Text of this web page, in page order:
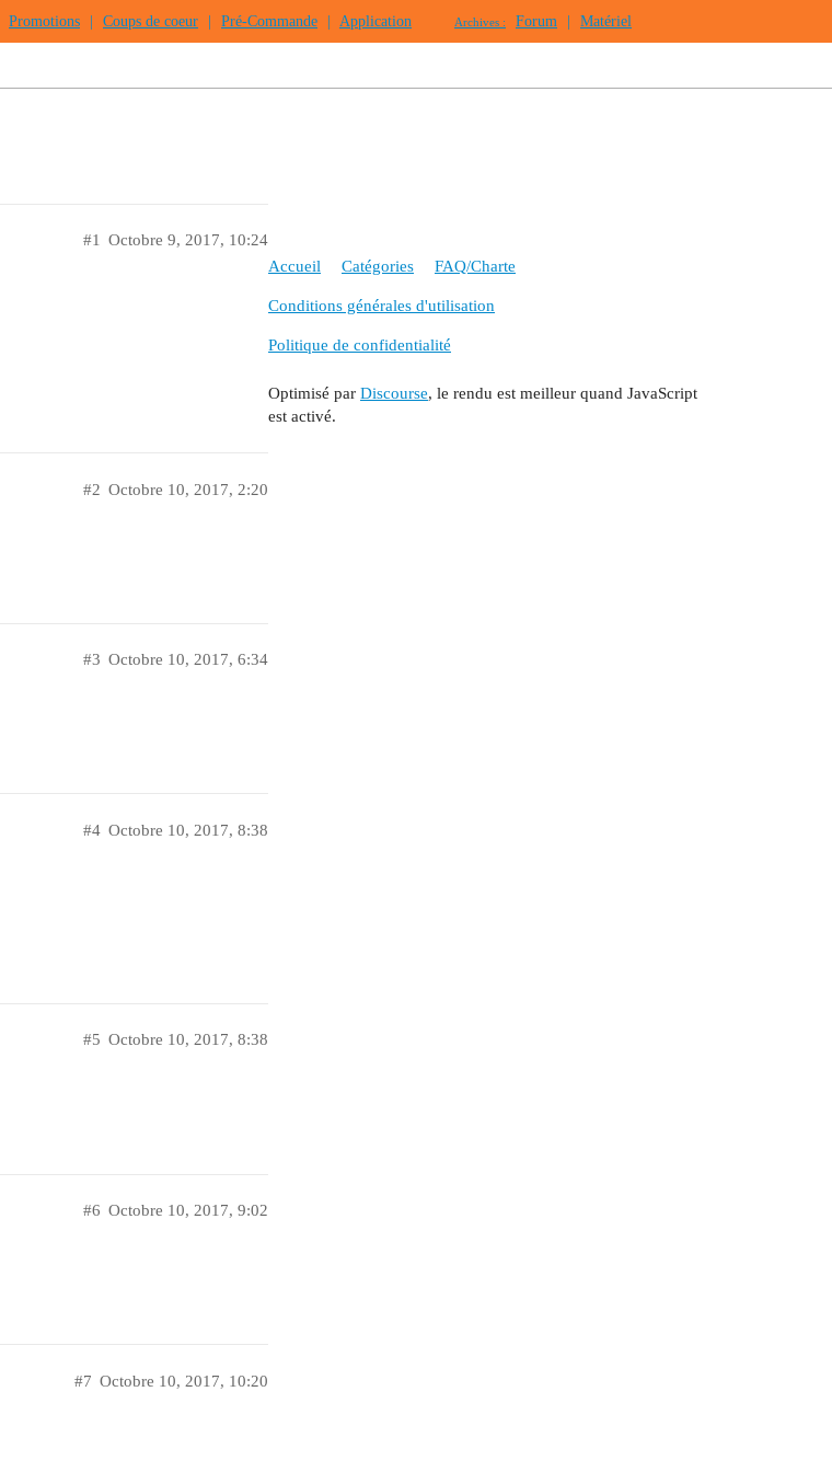
Promotions Coups de coeur Pré-Commande Application Archives : Forum Matériel
Octobre 9, 2017, 10:24
#1
Octobre 10, 2017, 2:20
#2
Octobre 10, 2017, 6:34
#3
Octobre 10, 2017, 8:38
#4
Octobre 10, 2017, 8:38
#5
Octobre 10, 2017, 9:02
#6
Octobre 10, 2017, 10:20
#7
Accueil Catégories FAQ/Charte
Conditions générales d'utilisation
Politique de confidentialité
Optimisé par Discourse, le rendu est meilleur quand JavaScript
est activé.